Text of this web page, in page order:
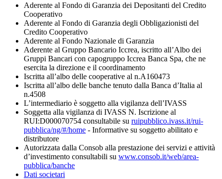
Aderente al Fondo di Garanzia dei Depositanti del Credito
Cooperativo
Aderente al Fondo di Garanzia degli Obbligazionisti del
Credito Cooperativo
Aderente al Fondo Nazionale di Garanzia
Aderente al Gruppo Bancario Iccrea, iscritto all’Albo dei
Gruppi Bancari con capogruppo Iccrea Banca Spa, che ne
esercita la direzione e il coordinamento
Iscritta all’albo delle cooperative al n.A160473
Iscritta all’albo delle banche tenuto dalla Banca d’Italia al
n.4508
L’intermediario è soggetto alla vigilanza dell’IVASS
Soggetta alla vigilanza di IVASS N. Iscrizione al
RUI:D000070754 consultabile su ruipubblico.ivass.it/rui-
pubblica/ng/#/home - Informative su soggetto abilitato e
distributore
Autorizzata dalla Consob alla prestazione dei servizi e attività
d’investimento consultabili su www.consob.it/web/area-
pubblica/banche
Dati societari